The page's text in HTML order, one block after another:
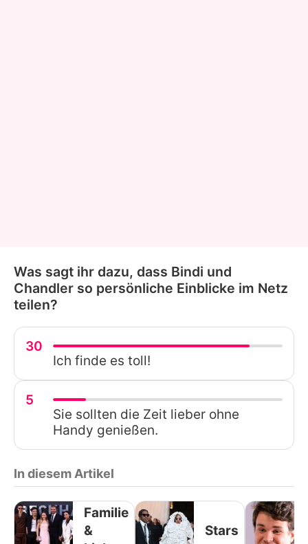
Was sagt ihr dazu, dass Bindi und
Chandler so persönliche Einblicke im Netz
teilen?
30
Ich finde es toll!
5
Sie sollten die Zeit lieber ohne
Handy genießen.
In diesem Artikel
Familie
&
Stars